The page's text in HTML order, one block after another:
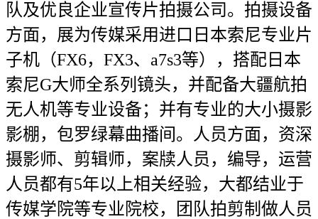
队及优良企业宣传片拍摄公司。拍摄设备
方面，展为传媒采用进口日本索尼专业片
子机（FX6，FX3、a7s3等），搭配日本
索尼G大师全系列镜头，并配备大疆航拍
无人机等专业设备；并有专业的大小摄影
影棚，包罗绿幕曲播间。人员方面，资深
摄影师、剪辑师，案牍人员，编导，运营
人员都有5年以上相关经验，大都结业于
传媒学院等专业院校，团队拍剪制做人员